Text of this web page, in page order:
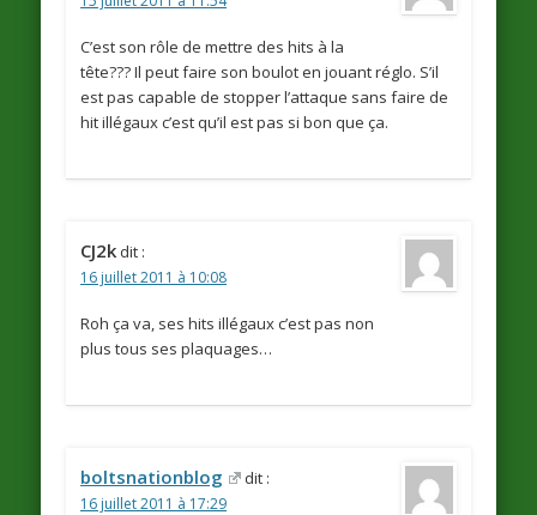
C’est son rôle de mettre des hits à la
tête??? Il peut faire son boulot en jouant réglo. S’il
est pas capable de stopper l’attaque sans faire de
hit illégaux c’est qu’il est pas si bon que ça.
CJ2k dit :
16 juillet 2011 à 10:08
Roh ça va, ses hits illégaux c’est pas non
plus tous ses plaquages…
boltsnationblog dit :
16 juillet 2011 à 17:29